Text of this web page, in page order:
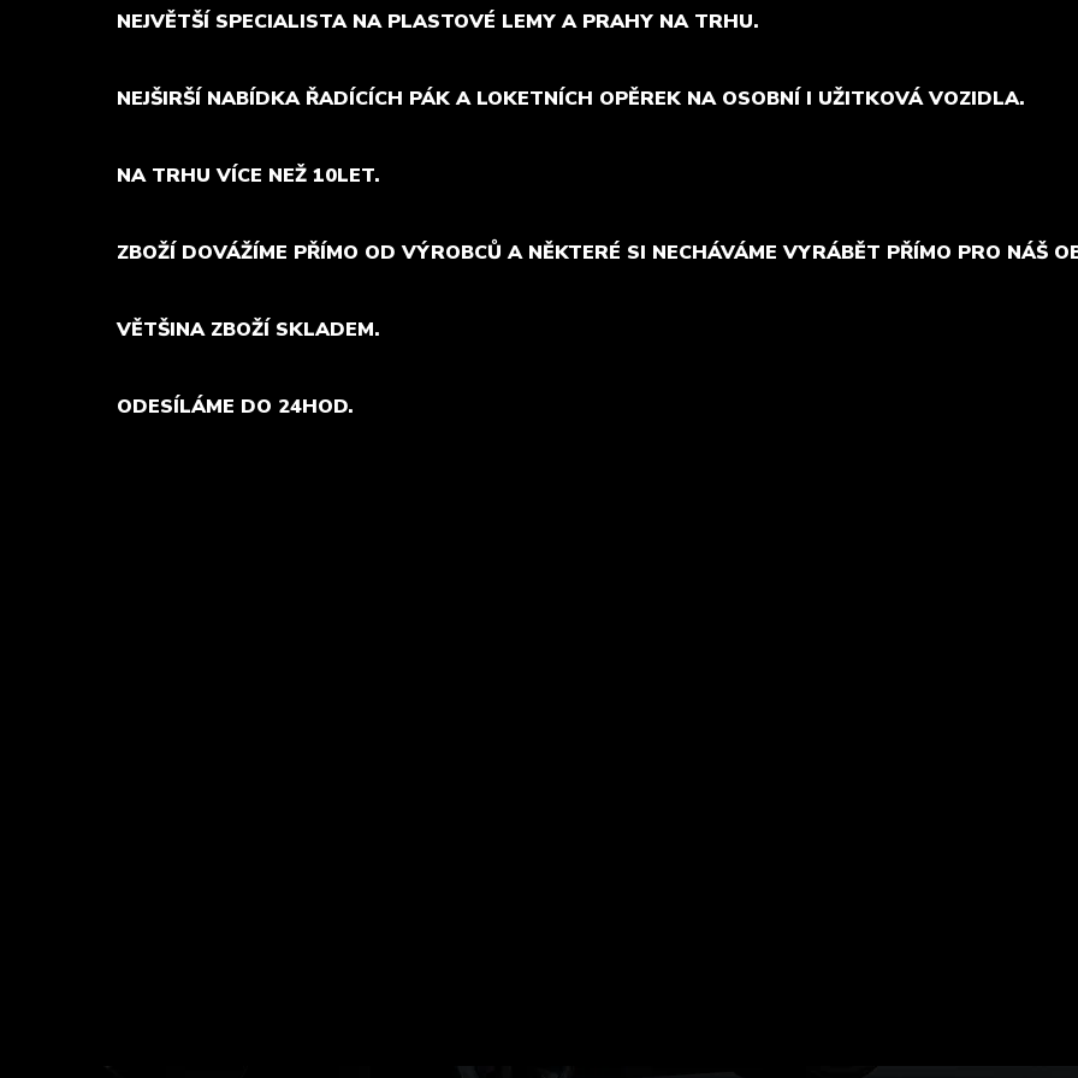
NEJVĚTŠÍ SPECIALISTA NA PLASTOVÉ LEMY A PRAHY NA TRHU.
NEJŠIRŠÍ NABÍDKA ŘADÍCÍCH PÁK A LOKETNÍCH OPĚREK NA OSOBNÍ I UŽITKOVÁ VOZIDLA.
NA TRHU VÍCE NEŽ 10LET.
ZBOŽÍ DOVÁŽÍME PŘÍMO OD VÝROBCŮ A NĚKTERÉ SI NECHÁVÁME VYRÁBĚT PŘÍMO PRO NÁŠ
VĚTŠINA ZBOŽÍ SKLADEM.
ODESÍLÁME DO 24HOD.